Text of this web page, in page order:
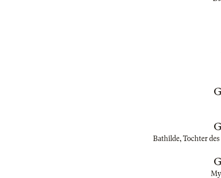
Bathilde, Tochter